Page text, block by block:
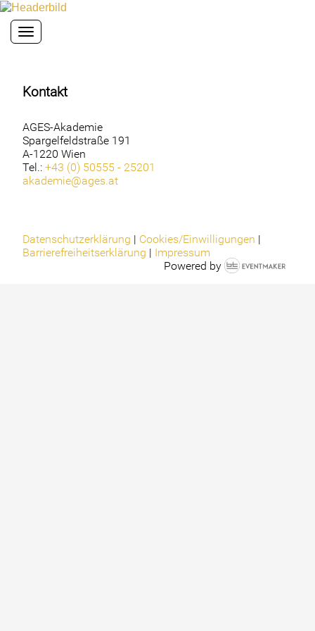
Toggle navigation
Kontakt
AGES-Akademie
Spargelfeldstraße 191
A-1220 Wien
Tel.: +43 (0) 50555 - 25201
akademie@ages.at
Datenschutzerklärung | Cookies/Einwilligungen |
Barrierefreiheitserklärung | Impressum
Powered by